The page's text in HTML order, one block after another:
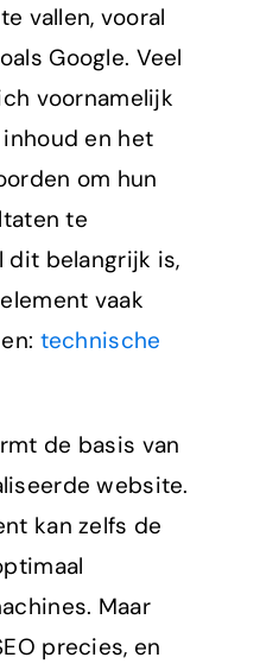
vallen, vooral
Google. Veel
voornamelijk
en het
om hun
te
dit belangrijk is,
vaak
technische
de basis van
website.
kan zelfs de
Maar
precies, en